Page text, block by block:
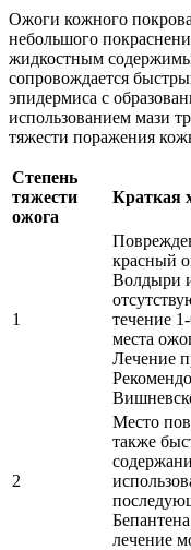
Ожоги кожного
небольшого
жидкостным
сопровождается
эпидермиса с
использованием мази
тяжести поражения
Степень
тяжести
ожога
Краткая
1
красный
Волдыри
течение
места
Лечение
2
Место
также
лечение